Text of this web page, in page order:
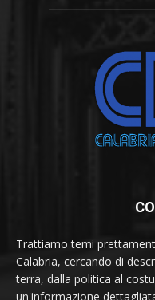
Trattiamo temi
Calabria, cercando di
terra, dalla politica al
un'informazione